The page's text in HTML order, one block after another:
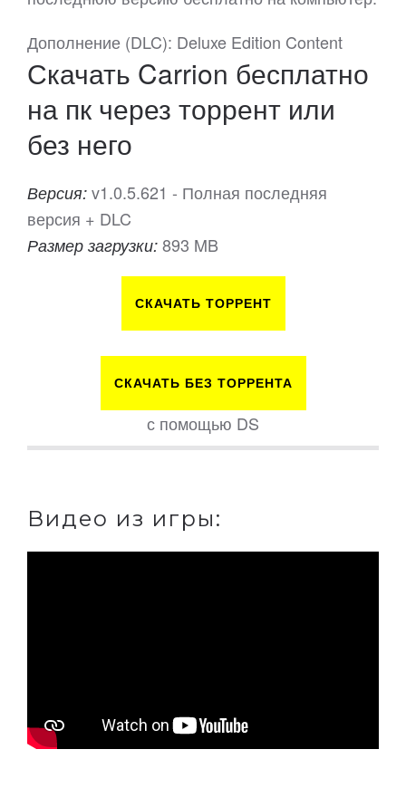
Дополнение (DLC): Deluxe Edition Content
Скачать Carrion бесплатно
на пк через торрент или
без него
Версия: v1.0.5.621 - Полная последняя
версия + DLC
Размер загрузки: 893 MB
СКАЧАТЬ ТОРРЕНТ
СКАЧАТЬ БЕЗ ТОРРЕНТА
с помощью DS
Видео из игры: